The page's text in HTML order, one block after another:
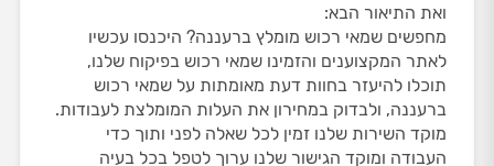
ואת התיאור הבא:
מחפשים שמאי רכוש מומלץ ברעננה? היכנסו עכשיו
לאתר המקצוענים והזמינו שמאי רכוש בפיקוח שלנו,
תוכלו להיעזר בחוות דעת מאומתות על שמאי רכוש
ברעננה, ולבדוק במחירון את העלות המומלצת לעבודות.
מוקד השירות שלנו זמין לכל שאלה לפני ותוך כדי
העבודה ומוקד הגישור שלנו ערוך לטפל בכל בעיה